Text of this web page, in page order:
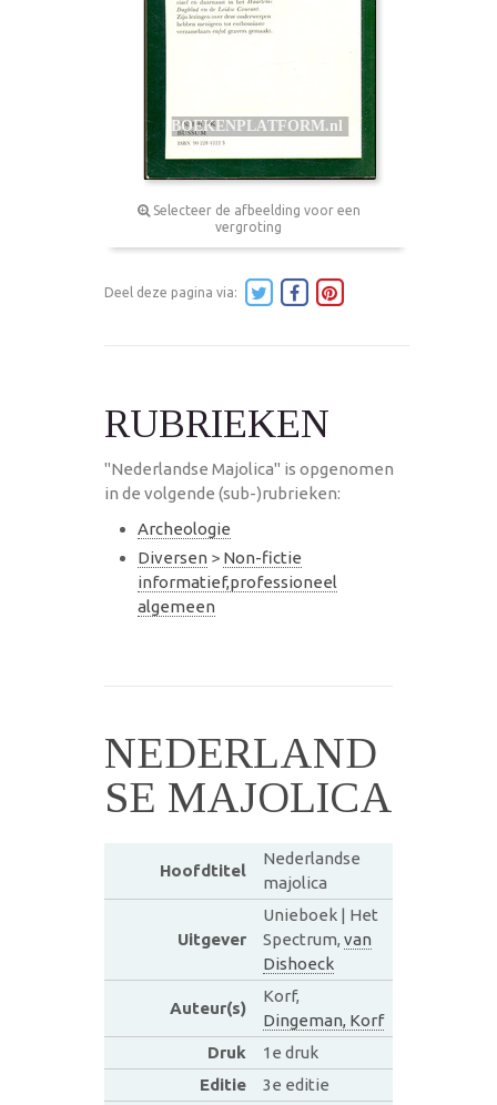
Selecteer de afbeelding voor een
vergroting
Deel deze pagina via:
RUBRIEKEN
"Nederlandse Majolica" is opgenomen
in de volgende (sub-)rubrieken:
Archeologie
Diversen > Non-fictie
informatief,professioneel
algemeen
NEDERLAND
SE MAJOLICA
Hoofdtitel
Nederlandse
majolica
Uitgever
Unieboek | Het
Spectrum, van
Dishoeck
Auteur(s)
Korf,
Dingeman, Korf
Druk
1e druk
Editie
3e editie